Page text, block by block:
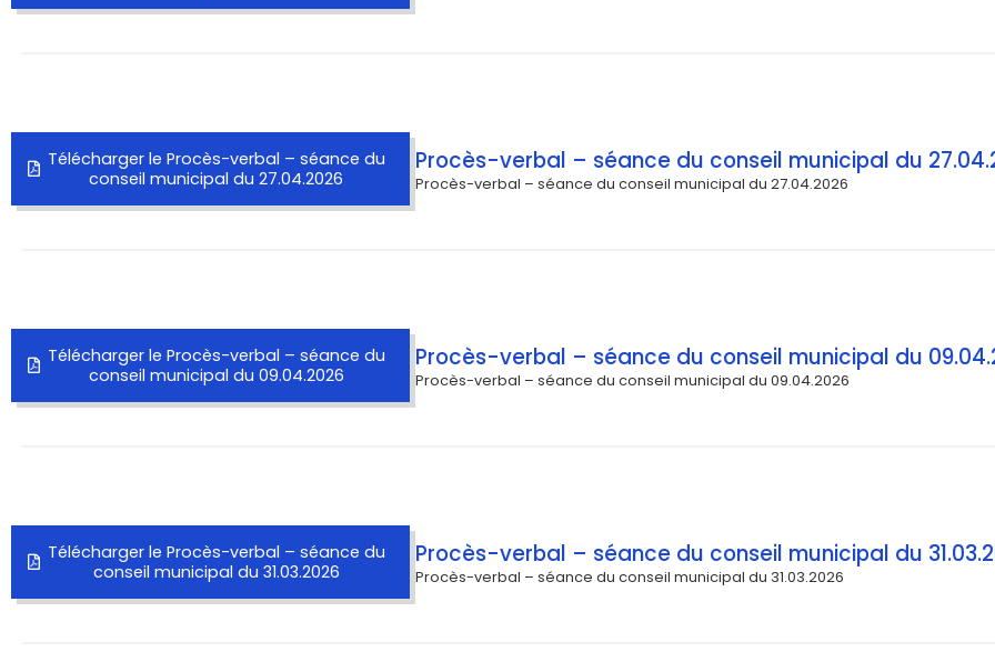
Télécharger le Procès-verbal – séance du
conseil municipal du 27.04.2026
Procès-verbal – séance du conseil municipal du
Procès-verbal – séance du conseil municipal du 27.04.2026
Télécharger le Procès-verbal – séance du
conseil municipal du 09.04.2026
Procès-verbal – séance du conseil municipal du
Procès-verbal – séance du conseil municipal du 09.04.2026
Télécharger le Procès-verbal – séance du
conseil municipal du 31.03.2026
Procès-verbal – séance du conseil municipal du
Procès-verbal – séance du conseil municipal du 31.03.2026